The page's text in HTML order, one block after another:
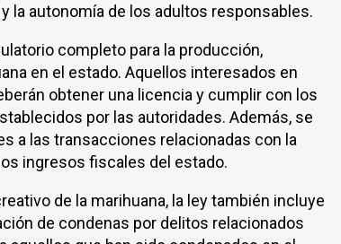
la autonomía de los adultos responsables.
completo para la producción,
en el estado. Aquellos interesados en
obtener una licencia y cumplir con los
por las autoridades. Además, se
a las transacciones relacionadas con la
ingresos fiscales del estado.
de la marihuana, la ley también incluye
de condenas por delitos relacionados